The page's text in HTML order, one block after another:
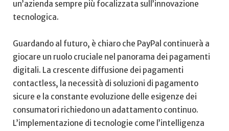
un’azienda sempre più focalizzata​ sull’innovazione
tecnologica.
Guardando ⁢al futuro, è chiaro ‍che PayPal‍ continuerà ‌a
giocare un ruolo cruciale⁢ nel ‌panorama dei pagamenti⁢
digitali. La crescente diffusione⁤ dei pagamenti
‍contactless, la necessità di ⁢soluzioni di pagamento
sicure ⁢e la constante evoluzione delle esigenze dei ​
consumatori richiedono un adattamento continuo.
L’implementazione di ‍tecnologie come l’intelligenza